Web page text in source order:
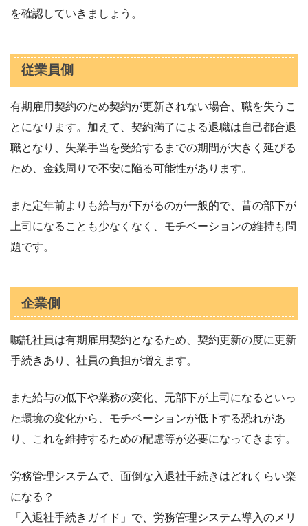
を確認していきましょう。
従業員側
有期雇用契約のため契約が更新されない場合、職を失うこ
とになります。加えて、契約満了による退職は自己都合退
職となり、失業手当を受給するまでの期間が大きく延びる
ため、金銭周りで不安に陥る可能性があります。
また定年前よりも給与が下がるのが一般的で、昔の部下が
上司になることも少なくなく、モチベーションの維持も問
題です。
企業側
嘱託社員は有期雇用契約となるため、契約更新の度に更新
手続きあり、社員の負担が増えます。
また給与の低下や業務の変化、元部下が上司になるといっ
た環境の変化から、モチベーションが低下する恐れがあ
り、これを維持するための配慮等が必要になってきます。
労務管理システムで、面倒な入退社手続きはどれくらい楽
になる？
「入退社手続きガイド」で、労務管理システム導入のメリ